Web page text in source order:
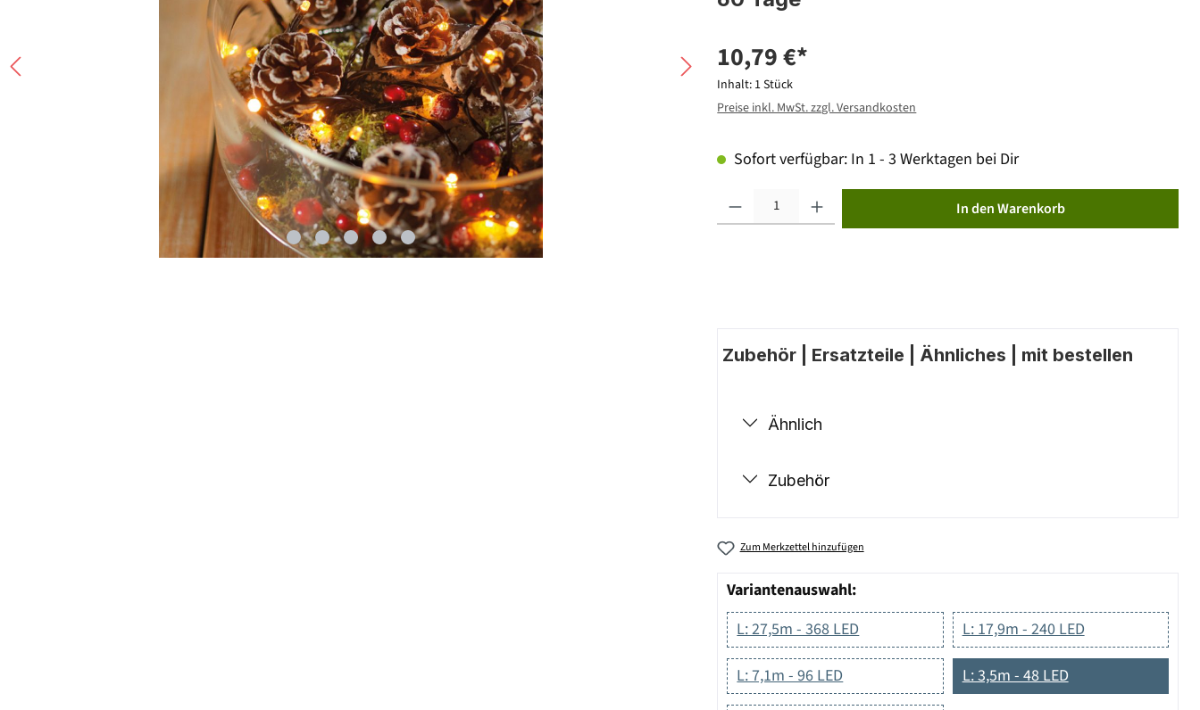
10,79 €*
Inhalt: 1 Stück
Preise inkl. MwSt. zzgl. Versandkosten
Sofort verfügbar: In 1 - 3 Werktagen bei Dir
In den Warenkorb
Zubehör | Ersatzteile | Ähnliches | mit bestellen
Ähnlich
Zubehör
Zum Merkzettel hinzufügen
Variantenauswahl:
L: 27,5m - 368 LED
L: 17,9m - 240 LED
L: 7,1m - 96 LED L: 3,5m - 48 LED